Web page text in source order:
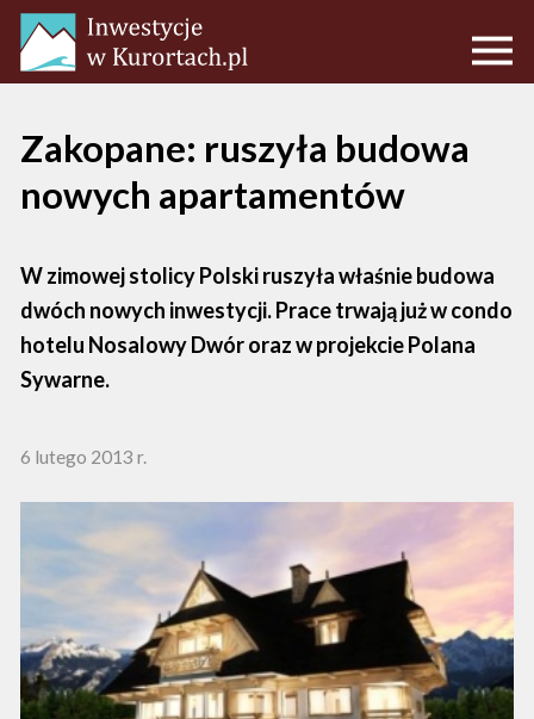
Zakopane: ruszyła budowa
nowych apartamentów
W zimowej stolicy Polski ruszyła właśnie budowa
dwóch nowych inwestycji. Prace trwają już w condo
hotelu Nosalowy Dwór oraz w projekcie Polana
Sywarne.
6 lutego 2013 r.